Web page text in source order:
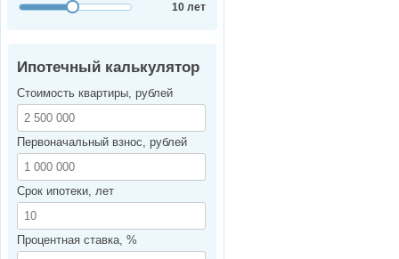
10 лет
Ипотечный калькулятор
Стоимость квартиры, рублей
Первоначальный взнос, рублей
Срок ипотеки, лет
Процентная ставка, %